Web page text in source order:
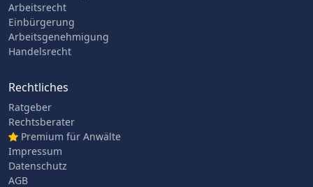
Arbeitsrecht
Einbürgerung
Arbeitsgenehmigung
Handelsrecht
Rechtliches
Ratgeber
Rechtsberater
Premium für Anwälte
Impressum
Datenschutz
AGB